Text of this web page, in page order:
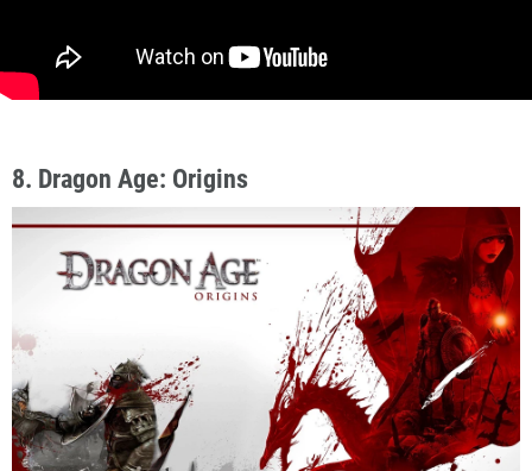
8. Dragon Age: Origins